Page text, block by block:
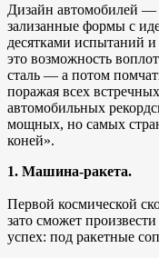
Дизайн автомобилей —
зализанные формы с
десятками испытаний
это возможность
сталь — а потом
поражая всех
автомобильных
мощных, но самых
коней».
1. Машина-ракета.
Первой космической
зато сможет
успех: под ракетные